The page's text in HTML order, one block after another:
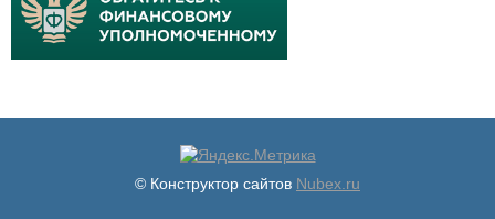
© Конструктор сайтов Nubex.ru